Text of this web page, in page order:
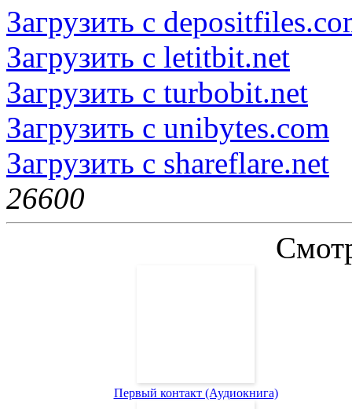
Загрузить с
Загрузить с letitbit.net
Загрузить с turbobit.net
Загрузить с unibytes.com
Загрузить с shareflare.net
26600
Первый контакт (Аудиокнига)